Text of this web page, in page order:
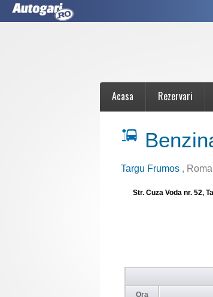
Acasa Rezervari
Targu Frumos ,
Str. Cuza Voda nr. 52,
Ora